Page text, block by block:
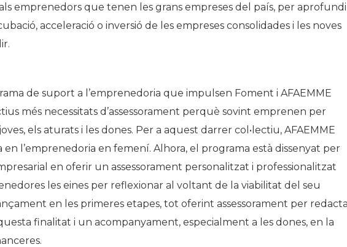
emprenedors que tenen les grans empreses del país, per
acceleració o inversió de les empreses consolidades i les noves
de suport a l’emprenedoria que impulsen Foment i AFAEMME
més necessitats d’assessorament perquè sovint emprenen per
els aturats i les dones. Per a aquest darrer col•lectiu, AFAEMME
l’emprenedoria en femení. Alhora, el programa està dissenyat per
en oferir un assessorament personalitzat i professionalitzat
les eines per reflexionar al voltant de la viabilitat del seu
en les primeres etapes, tot oferint assessorament per
finalitat i un acompanyament, especialment a les dones, en la